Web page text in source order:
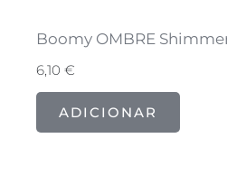
Boomy OMBRE
6,10€
ADICIONAR